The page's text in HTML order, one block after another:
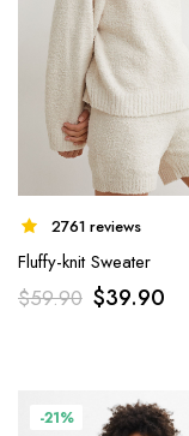
2761 reviews
Fluffy-knit Sweater
$59.90 $39.90
-21%